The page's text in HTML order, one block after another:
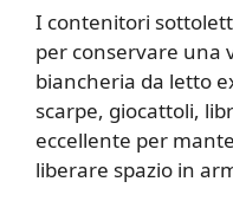
I contenitori
per conservare una
biancheria da letto
scarpe, giocattoli,
eccellente per
liberare spazio in